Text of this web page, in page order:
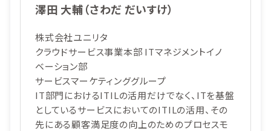
澤田 大輔（さわだ だいすけ）
株式会社ユニリタ
クラウドサービス事業本部 ITマネジメントイノ
ベーション部
サービスマーケティンググループ
IT部門におけるITILの活用だけでなく、ITを基盤
としているサービスにおいてのITILの活用、その
先にある顧客満足度の向上のためのプロセスモ